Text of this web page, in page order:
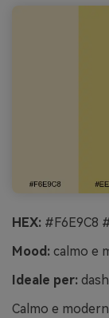
HEX: #F6E9C8
Mood: calmo e
Ideale per:
Calmo e